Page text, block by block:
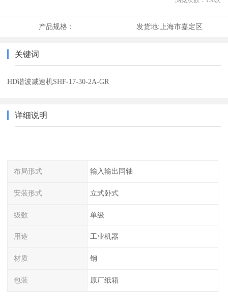
产品规格： 发货地: 上海市嘉定区
关键词
HD谐波减速机SHF-17-30-2A-GR
详细说明
布局形式 输入输出同轴
安装形式 立式卧式
级数 单级
用途 工业机器
材质 钢
包装 原厂纸箱